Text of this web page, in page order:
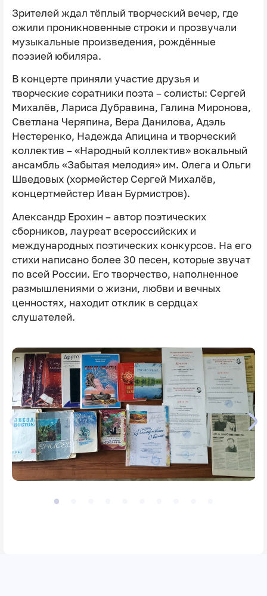
Зрителей ждал тёплый творческий вечер, где
ожили проникновенные строки и прозвучали
музыкальные произведения, рождённые
поэзией юбиляра.
В концерте приняли участие друзья и
творческие соратники поэта – солисты: Сергей
Михалёв, Лариса Дубравина, Галина Миронова,
Светлана Черяпина, Вера Данилова, Адэль
Нестеренко, Надежда Апицина и творческий
коллектив – «Народный коллектив» вокальный
ансамбль «Забытая мелодия» им. Олега и Ольги
Шведовых (хормейстер Сергей Михалёв,
концертмейстер Иван Бурмистров).
Александр Ерохин – автор поэтических
сборников, лауреат всероссийских и
международных поэтических конкурсов. На его
стихи написано более 30 песен, которые звучат
по всей России. Его творчество, наполненное
размышлениями о жизни, любви и вечных
ценностях, находит отклик в сердцах
слушателей.